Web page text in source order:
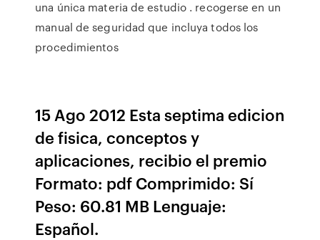
una única materia de estudio . recogerse en un
manual de seguridad que incluya todos los
procedimientos
15 Ago 2012 Esta septima edicion
de fisica, conceptos y
aplicaciones, recibio el premio
Formato: pdf Comprimido: Sí
Peso: 60.81 MB Lenguaje:
Español.